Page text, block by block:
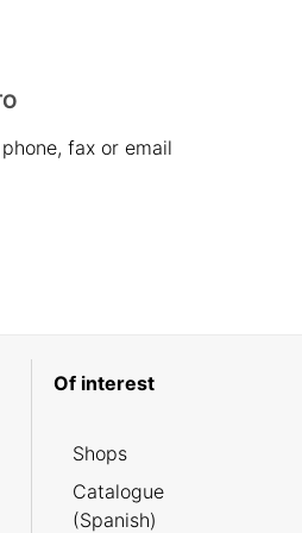
fax or email
Of interest
Shops
Catalogue
(Spanish)